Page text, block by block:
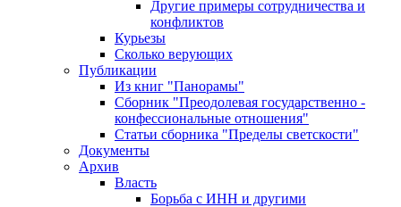
Другие примеры сотрудничества и
конфликтов
Курьезы
Сколько верующих
Публикации
Из книг "Панорамы"
Сборник "Преодолевая государственно -
конфессиональные отношения"
Статьи сборника "Пределы светскости"
Документы
Архив
Власть
Борьба с ИНН и другими